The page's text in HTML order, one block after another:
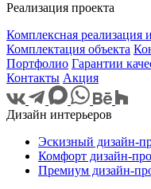
Реализация проекта
Комплексная реализация
Комплектация объекта
Портфолио Гарантии
Контакты Акция
Дизайн интерьеров
Эскизный дизайн-
Комфорт дизайн-
Премиум дизайн-